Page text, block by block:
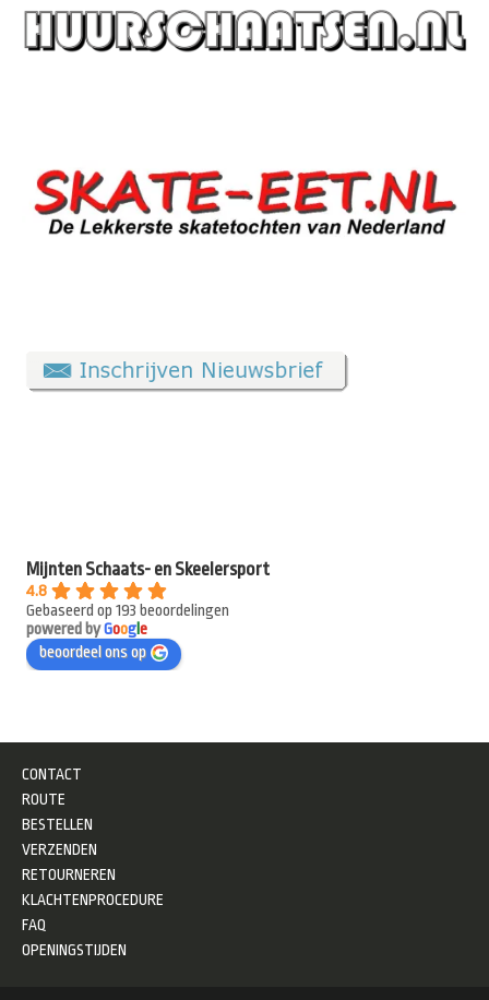
Mijnten Schaats- en Skeelersport
4.8
Gebaseerd op 193 beoordelingen
powered byGooge
beoordeel ons op
CONTACT
ROUTE
BESTELLEN
VERZENDEN
RETOURNEREN
KLACHTENPROCEDURE
FAQ
OPENINGSTIJDEN